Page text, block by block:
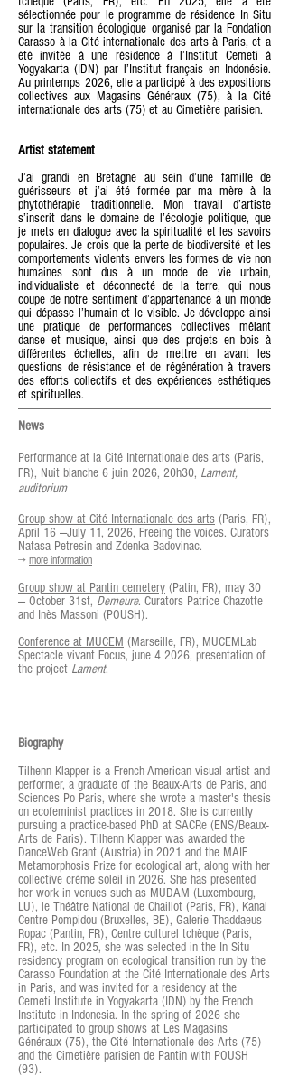
sélectionnée pour le programme de résidence In Situ
sur la transition écologique organisé par la Fondation
Carasso à la Cité internationale des arts à Paris, et a
été invitée à une résidence à l’Institut Cemeti à
Yogyakarta (IDN) par l’Institut français en Indonésie.
Au printemps 2026, elle a participé à des expositions
collectives aux Magasins Généraux (75), à la Cité
internationale des arts (75) et au Cimetière parisien.
Artist statement
J’ai grandi en Bretagne au sein d’une famille de
guérisseurs et j’ai été formée par ma mère à la
phytothérapie traditionnelle. Mon travail d’artiste
s’inscrit dans le domaine de l’écologie politique, que
je mets en dialogue avec la spiritualité et les savoirs
populaires. Je crois que la perte de biodiversité et les
comportements violents envers les formes de vie non
humaines sont dus à un mode de vie urbain,
individualiste et déconnecté de la terre, qui nous
coupe de notre sentiment d’appartenance à un monde
qui dépasse l’humain et le visible. Je développe ainsi
une pratique de performances collectives mêlant
danse et musique, ainsi que des projets en bois à
différentes échelles, afin de mettre en avant les
questions de résistance et de régénération à travers
des efforts collectifs et des expériences esthétiques
et spirituelles.
News
Performance at la Cité Internationale des arts (Paris,
FR), Nuit blanche 6 juin 2026, 20h30, Lament,
auditorium
Group show at Cité Internationale des arts (Paris, FR),
April 16 —July 11, 2026, Freeing the voices. Curators
Natasa Petresin and Zdenka Badovinac.
​→ more information
Group show at Pantin cemetery (Patin, FR), may 30
— October 31st, Demeure. Curators Patrice Chazotte
and Inès Massoni (POUSH).
Conference at MUCEM (Marseille, FR), MUCEMLab
Spectacle vivant Focus, june 4 2026, presentation of
the project Lament.
​Biography
Tilhenn Klapper is a French-American visual artist and
performer, a graduate of the Beaux-Arts de Paris, and
Sciences Po Paris, where she wrote a master's thesis
on ecofeminist practices in 2018. She is currently
pursuing a practice-based PhD at SACRe (ENS/Beaux-
Arts de Paris). Tilhenn Klapper was awarded the
DanceWeb Grant (Austria) in 2021 and the MAIF
Metamorphosis Prize for ecological art, along with her
collective crème soleil in 2026. She has presented
her work in venues such as MUDAM (Luxembourg,
LU), le Théâtre National de Chaillot (Paris, FR), Kanal
Centre Pompidou (Bruxelles, BE), Galerie Thaddaeus
Ropac (Pantin, FR), Centre culturel tchèque (Paris,
FR), etc. In 2025, she was selected in the In Situ
residency program on ecological transition run by the
Carasso Foundation at the Cité Internationale des Arts
in Paris, and was invited for a residency at the
Cemeti Institute in Yogyakarta (IDN) by the French
Institute in Indonesia. In the spring of 2026 she
participated to group shows at Les Magasins
Généraux (75), the Cité Internationale des Arts (75)
and the Cimetière parisien de Pantin with POUSH
(93).